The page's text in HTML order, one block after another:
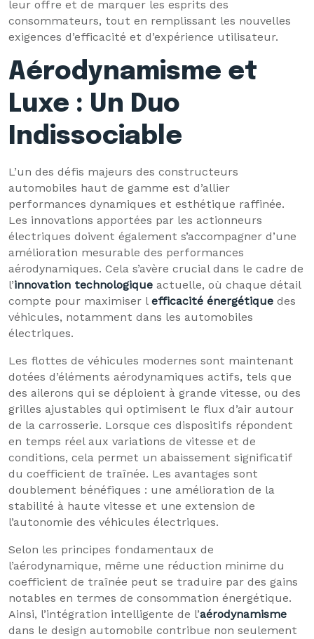
leur offre et de marquer les esprits des
consommateurs, tout en remplissant les nouvelles
exigences d’efficacité et d’expérience utilisateur.
Aérodynamisme et
Luxe : Un Duo
Indissociable
L’un des défis majeurs des constructeurs
automobiles haut de gamme est d’allier
performances dynamiques et esthétique raffinée.
Les innovations apportées par les actionneurs
électriques doivent également s’accompagner d’une
amélioration mesurable des performances
aérodynamiques. Cela s’avère crucial dans le cadre de
l’innovation technologique actuelle, où chaque détail
compte pour maximiser l efficacité énergétique des
véhicules, notamment dans les automobiles
électriques.
Les flottes de véhicules modernes sont maintenant
dotées d’éléments aérodynamiques actifs, tels que
des ailerons qui se déploient à grande vitesse, ou des
grilles ajustables qui optimisent le flux d’air autour
de la carrosserie. Lorsque ces dispositifs répondent
en temps réel aux variations de vitesse et de
conditions, cela permet un abaissement significatif
du coefficient de traînée. Les avantages sont
doublement bénéfiques : une amélioration de la
stabilité à haute vitesse et une extension de
l’autonomie des véhicules électriques.
Selon les principes fondamentaux de
l’aérodynamique, même une réduction minime du
coefficient de traînée peut se traduire par des gains
notables en termes de consommation énergétique.
Ainsi, l’intégration intelligente de l’aérodynamisme
dans le design automobile contribue non seulement